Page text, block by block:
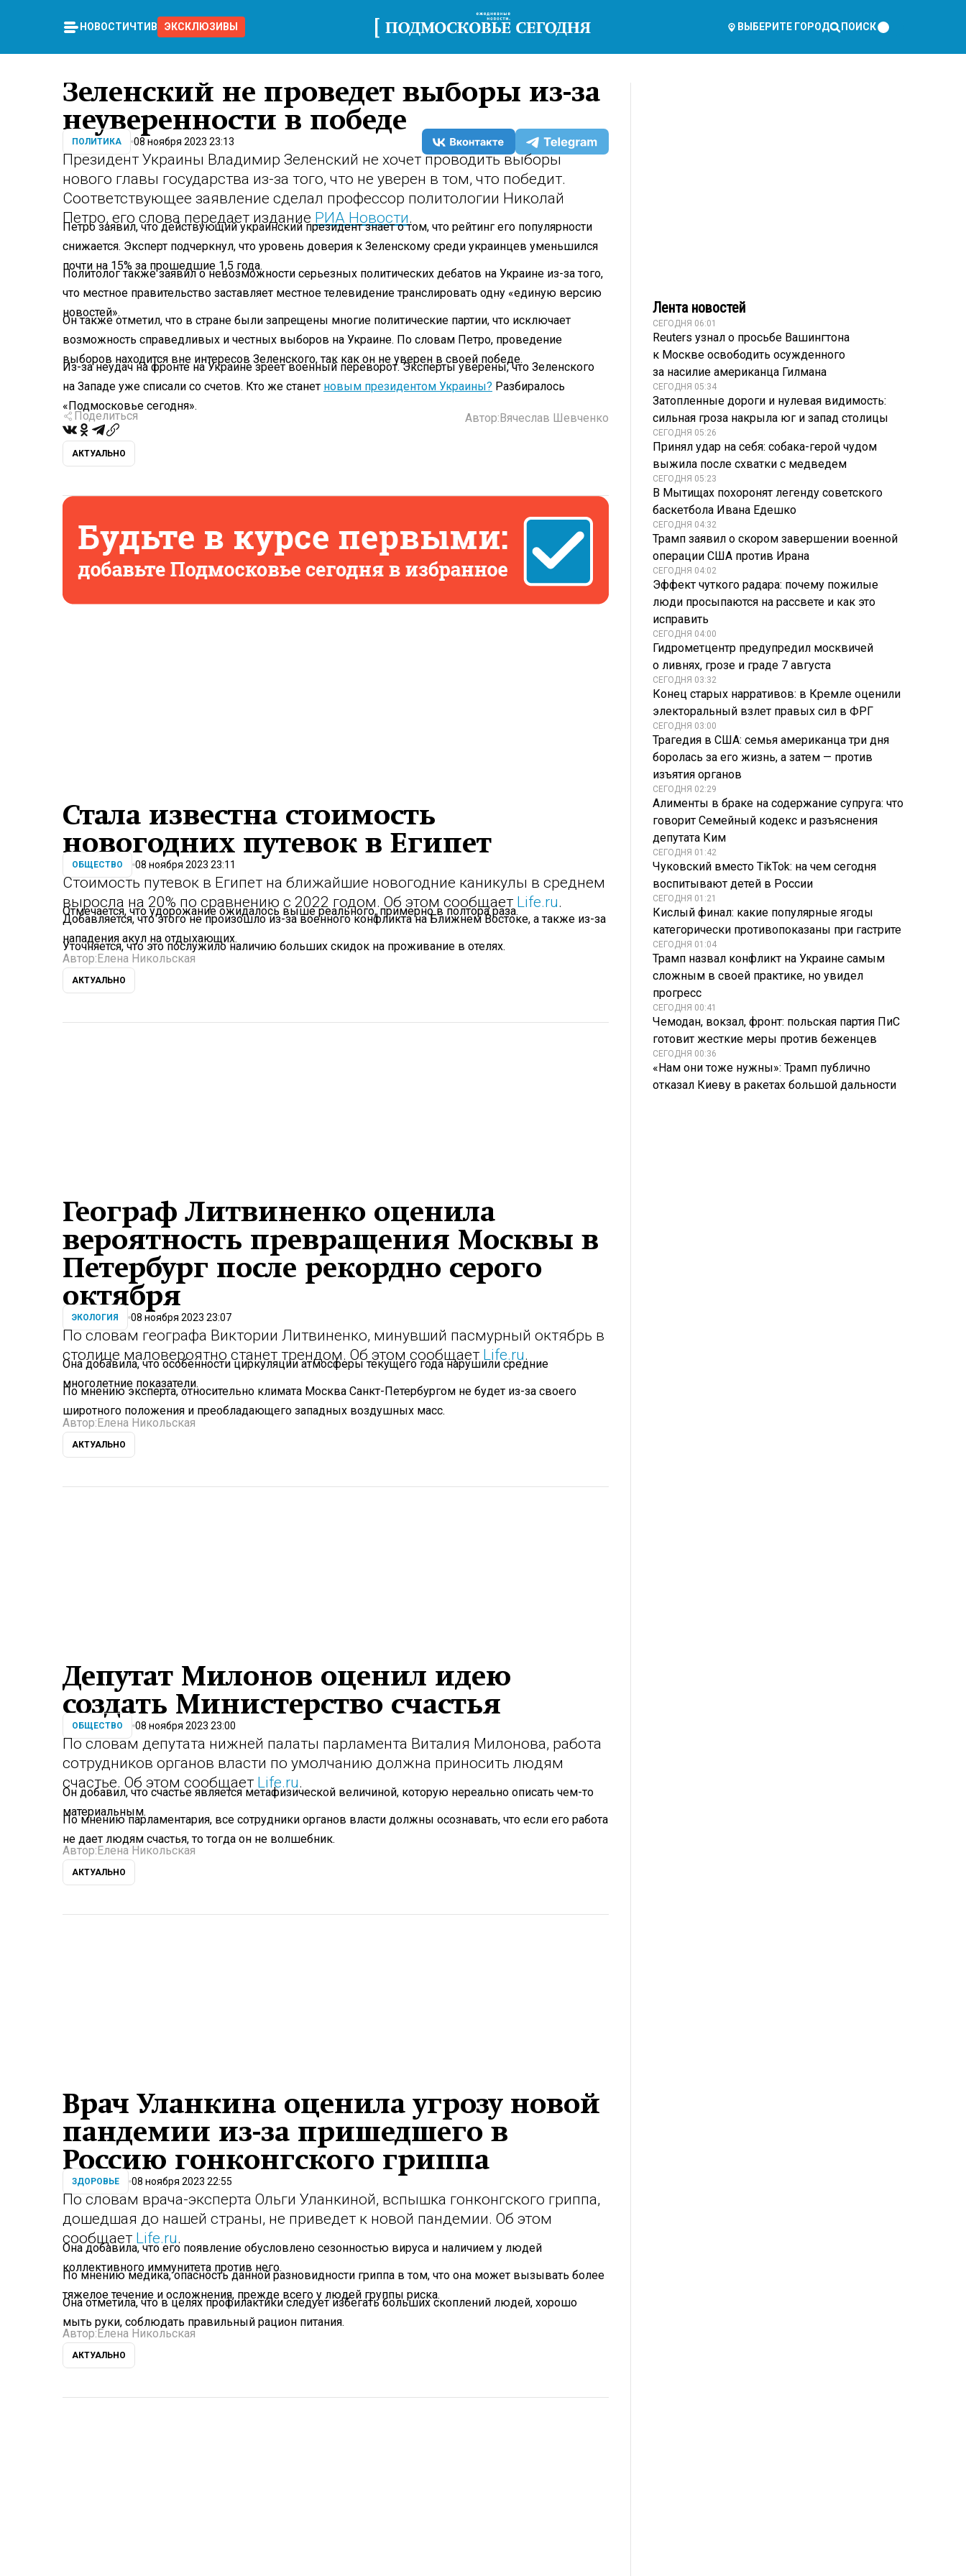
НОВОСТИ ЧТИВО ЭКСКЛЮЗИВЫ ВЫБЕРИТЕ ГОРОД ПОИСК
Зеленский не проведет выборы из-за
неуверенности в победе
ПОЛИТИКА 08 ноября 2023 23:13
Президент Украины Владимир Зеленский не хочет проводить выборы
нового главы государства из-за того, что не уверен в том, что победит.
Соответствующее заявление сделал профессор политологии Николай
Петро, его слова передает издание РИА Новости.
Петро заявил, что действующий украинский президент знает о том, что рейтинг его популярности
снижается. Эксперт подчеркнул, что уровень доверия к Зеленскому среди украинцев уменьшился
почти на 15% за прошедшие 1,5 года.
Политолог также заявил о невозможности серьезных политических дебатов на Украине из-за того,
что местное правительство заставляет местное телевидение транслировать одну «единую версию
новостей».
Он также отметил, что в стране были запрещены многие политические партии, что исключает
возможность справедливых и честных выборов на Украине. По словам Петро, проведение
выборов находится вне интересов Зеленского, так как он не уверен в своей победе.
Из-за неудач на фронте на Украине зреет военный переворот. Эксперты уверены, что Зеленского
на Западе уже списали со счетов. Кто же станет новым президентом Украины? Разбиралось
«Подмосковье сегодня».
Поделиться Автор:Вячеслав Шевченко
АКТУАЛЬНО
Стала известна стоимость
новогодних путевок в Египет
ОБЩЕСТВО 08 ноября 2023 23:11
Стоимость путевок в Египет на ближайшие новогодние каникулы в среднем
выросла на 20% по сравнению с 2022 годом. Об этом сообщает Life.ru.
Отмечается, что удорожание ожидалось выше реального, примерно в полтора раза.
Добавляется, что этого не произошло из-за военного конфликта на Ближнем Востоке, а также из-за
нападения акул на отдыхающих.
Уточняется, что это послужило наличию больших скидок на проживание в отелях.
Автор: Елена Никольская
АКТУАЛЬНО
Географ Литвиненко оценила
вероятность превращения Москвы в
Петербург после рекордно серого
октября
ЭКОЛОГИЯ 08 ноября 2023 23:07
По словам географа Виктории Литвиненко, минувший пасмурный октябрь в
столице маловероятно станет трендом. Об этом сообщает Life.ru.
Она добавила, что особенности циркуляции атмосферы текущего года нарушили средние
многолетние показатели.
По мнению эксперта, относительно климата Москва Санкт-Петербургом не будет из-за своего
широтного положения и преобладающего западных воздушных масс.
Автор: Елена Никольская
АКТУАЛЬНО
Депутат Милонов оценил идею
создать Министерство счастья
ОБЩЕСТВО 08 ноября 2023 23:00
По словам депутата нижней палаты парламента Виталия Милонова, работа
сотрудников органов власти по умолчанию должна приносить людям
счастье. Об этом сообщает Life.ru.
Он добавил, что счастье является метафизической величиной, которую нереально описать чем-то
материальным.
По мнению парламентария, все сотрудники органов власти должны осознавать, что если его работа
не дает людям счастья, то тогда он не волшебник.
Автор: Елена Никольская
АКТУАЛЬНО
Врач Уланкина оценила угрозу новой
пандемии из-за пришедшего в
Россию гонконгского гриппа
ЗДОРОВЬЕ 08 ноября 2023 22:55
По словам врача-эксперта Ольги Уланкиной, вспышка гонконгского гриппа,
дошедшая до нашей страны, не приведет к новой пандемии. Об этом
сообщает Life.ru.
Она добавила, что его появление обусловлено сезонностью вируса и наличием у людей
коллективного иммунитета против него.
По мнению медика, опасность данной разновидности гриппа в том, что она может вызывать более
тяжелое течение и осложнения, прежде всего у людей группы риска.
Она отметила, что в целях профилактики следует избегать больших скоплений людей, хорошо
мыть руки, соблюдать правильный рацион питания.
Автор: Елена Никольская
АКТУАЛЬНО
Лента новостей
СЕГОДНЯ 06:01
Reuters узнал о просьбе Вашингтона
к Москве освободить осужденного
за насилие американца Гилмана
СЕГОДНЯ 05:34
Затопленные дороги и нулевая видимость:
сильная гроза накрыла юг и запад столицы
СЕГОДНЯ 05:26
Принял удар на себя: собака-герой чудом
выжила после схватки с медведем
СЕГОДНЯ 05:23
В Мытищах похоронят легенду советского
баскетбола Ивана Едешко
СЕГОДНЯ 04:32
Трамп заявил о скором завершении военной
операции США против Ирана
СЕГОДНЯ 04:02
Эффект чуткого радара: почему пожилые
люди просыпаются на рассвете и как это
исправить
СЕГОДНЯ 04:00
Гидрометцентр предупредил москвичей
о ливнях, грозе и граде 7 августа
СЕГОДНЯ 03:32
Конец старых нарративов: в Кремле оценили
электоральный взлет правых сил в ФРГ
СЕГОДНЯ 03:00
Трагедия в США: семья американца три дня
боролась за его жизнь, а затем — против
изъятия органов
СЕГОДНЯ 02:29
Алименты в браке на содержание супруга: что
говорит Семейный кодекс и разъяснения
депутата Ким
СЕГОДНЯ 01:42
Чуковский вместо TikTok: на чем сегодня
воспитывают детей в России
СЕГОДНЯ 01:21
Кислый финал: какие популярные ягоды
категорически противопоказаны при гастрите
СЕГОДНЯ 01:04
Трамп назвал конфликт на Украине самым
сложным в своей практике, но увидел
прогресс
СЕГОДНЯ 00:41
Чемодан, вокзал, фронт: польская партия ПиС
готовит жесткие меры против беженцев
СЕГОДНЯ 00:36
«Нам они тоже нужны»: Трамп публично
отказал Киеву в ракетах большой дальности